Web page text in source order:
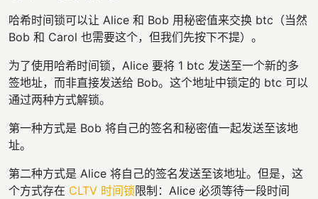
哈希时间锁可以让 Alice 和 Bob 用秘密值来交换 btc（当然
Bob 和 Carol 也需要这个，但我们先按下不提）。
为了使用哈希时间锁，Alice 要将 1 btc 发送至一个新的多
签地址，而非直接发送给 Bob。这个地址中锁定的 btc 可以
通过两种方式解锁。
第一种方式是 Bob 将自己的签名和秘密值一起发送至该地
址。
第二种方式是 Alice 将自己的签名发送至该地址。但是，这
个方式存在 CLTV 时间锁限制：Alice 必须等待一段时间